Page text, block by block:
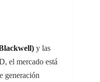
y las
el mercado está
generación